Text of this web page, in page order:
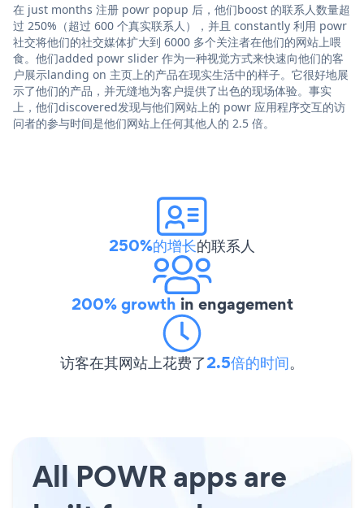
在 just months 注册 powr popup 后，他们boost 的联系人数量超
过 250%（超过 600 个真实联系人），并且 constantly 利用 powr
社交将他们的社交媒体扩大到 6000 多个关注者在他们的网站上喂
食。他们added powr slider 作为一种视觉方式来快速向他们的客
户展示landing on 主页上的产品在现实生活中的样子。它很好地展
示了他们的产品，并无缝地为客户提供了出色的现场体验。事实
上，他们discovered发现与他们网站上的 powr 应用程序交互的访
问者的参与时间是他们网站上任何其他人的 2.5 倍。
250%的增长的联系人
200% growth in engagement
访客在其网站上花费了2.5倍的时间。
All POWR apps are